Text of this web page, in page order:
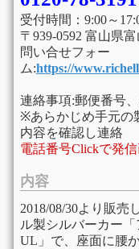
受付時間：9:00～
〒939-0592 富山県
問い合せフォー
ム:https://
連絡事項:郵便番号
※あらかじめ手元の
内容を確認し連絡
電話番号Clickで発
内容
2018/08/30より販売
ル製シルバーカー「
UL」で、座面に腰